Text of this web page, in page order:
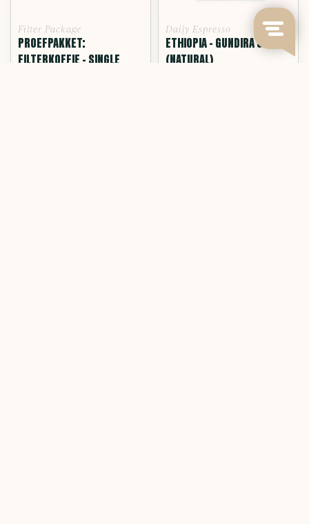
Filter Package
PROEFPAKKET:
FILTERKOFFIE - SINGLE
Daily Espresso
ETHIOPIA - GUNDIRA SHELA
(NATURAL)